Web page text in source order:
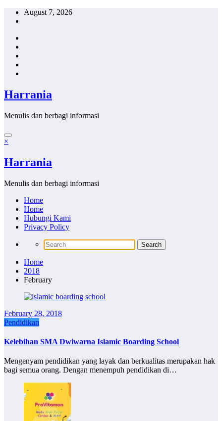
Skip
August 7, 2026
Harrania
Menulis dan berbagi informasi
×
Harrania
Menulis dan berbagi informasi
Home
Home
Hubungi Kami
Privacy Policy
Home
2018
February
February 28, 2018
Pendidikan
Kelebihan SMA Dwiwarna Islamic Boarding School
Mengenyam pendidikan yang layak dan berkualitas merupakan hak
bagi semua orang. Dengan menempuh pendidikan di…